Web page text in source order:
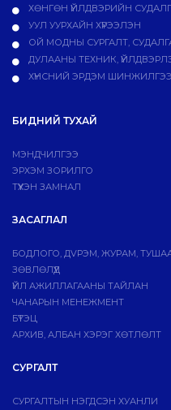
ХӨНГӨН ҮЙЛДВЭРИЙН
УУЛ УУРХАЙН ХҮРЭЭЛЭН
ОЙ МОДНЫ СУРГАЛТ,
ДУЛААНЫ ТЕХНИК,
ХҮНСНИЙ ЭРДЭМ
БИДНИЙ ТУХАЙ
МЭНДЧИЛГЭЭ
ЭРХЭМ ЗОРИЛГО
ТҮҮХЭН ЗАМНАЛ
ЗАСАГЛАЛ
БОДЛОГО, ДVРЭМ, ЖУРАМ,
ЗӨВЛӨЛҮҮД
ҮЙЛ АЖИЛЛАГААНЫ ТАЙЛАН
ЧАНАРЫН МЕНЕЖМЕНТ
БҮТЭЦ
АРХИВ, АЛБАН ХЭРЭГ ХӨТЛӨЛТ
СУРГАЛТ
СУРГАЛТЫН НЭГДСЭН ХУАНЛИ